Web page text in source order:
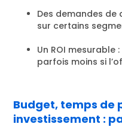
Des demandes de
sur certains
Un ROI mesurable
parfois moins si
Budget, temps de
investissement :